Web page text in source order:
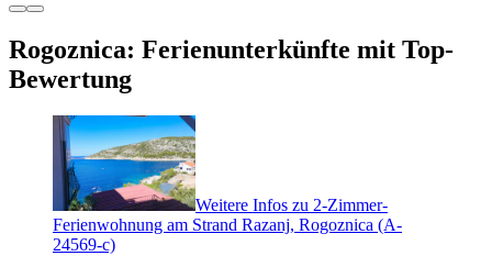
Rogoznica: Ferienunterkünfte mit Top-
Bewertung
Weitere Infos zu 2-Zimmer-
Ferienwohnung am Strand Razanj, Rogoznica (A-
24569-c)